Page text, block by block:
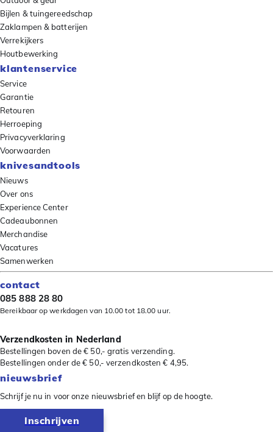
Bijlen & tuingereedschap
Zaklampen & batterijen
Verrekijkers
Houtbewerking
klantenservice
Service
Garantie
Retouren
Herroeping
Privacyverklaring
Voorwaarden
knivesandtools
Nieuws
Over ons
Experience Center
Cadeaubonnen
Merchandise
Vacatures
Samenwerken
contact
085 888 28 80
Bereikbaar op werkdagen van 10.00 tot 18.00 uur.
Verzendkosten in Nederland
Bestellingen boven de € 50,- gratis verzending.
Bestellingen onder de € 50,- verzendkosten € 4,95.
nieuwsbrief
Schrijf je nu in voor onze nieuwsbrief en blijf op de hoogte.
Inschrijven